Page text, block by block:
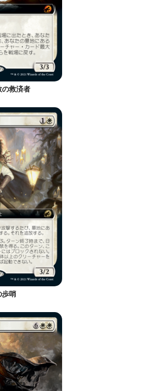
の救済者
歩哨